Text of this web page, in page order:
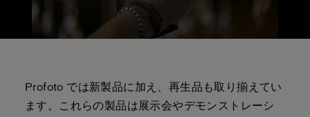
Profoto では新製品に加え、再生品も取り揃えてい
ます。これらの製品は展示会やデモンストレーシ